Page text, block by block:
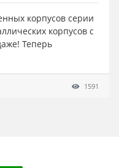
корпусов серии
корпусов с
Теперь
1591